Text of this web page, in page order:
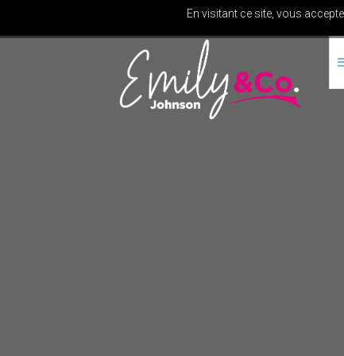
En visitant ce site, vous